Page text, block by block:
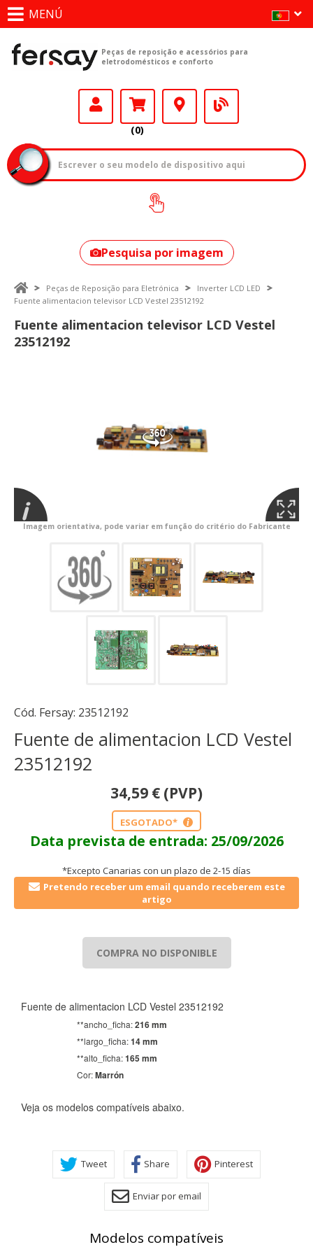
MENÚ
Peças de reposição e acessórios para
eletrodomésticos e conforto
(0)
Como encontrar
o seu modelo?
Pesquisa por imagem
Peças de Reposição para Eletrónica
Inverter LCD LED
Fuente alimentacion televisor LCD Vestel 23512192
Fuente alimentacion televisor LCD Vestel
23512192
Imagem orientativa, pode variar em função do critério do Fabricante
Cód. Fersay: 23512192
Fuente de alimentacion LCD Vestel
23512192
34,59 € (PVP)
ESGOTADO* i
Data prevista de entrada: 25/09/2026
*Excepto Canarias con un plazo de 2-15 días
Pretendo receber um email quando receberem este
artigo
COMPRA NO DISPONIBLE
Fuente de alimentacion LCD Vestel 23512192
**ancho_ficha:216 mm
**largo_ficha:14 mm
**alto_ficha:165 mm
Cor:Marrón
Veja os modelos compatíveis abaixo.
Tweet Share Pinterest
Enviar por email
Modelos compatíveis
Cookies necesarias
Estas cookies son necesarias para que el sitio web
funcione y no se pueden desactivar en nuestros sistemas.
sobre estas cookies, pero alguna áreas del sitio no
funcionarán. Estas cookies no almacenan ninguna